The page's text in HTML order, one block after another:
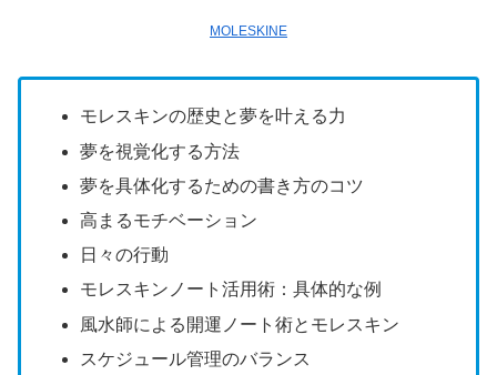
MOLESKINE
モレスキンの歴史と夢を叶える力
夢を視覚化する方法
夢を具体化するための書き方のコツ
高まるモチベーション
日々の行動
モレスキンノート活用術：具体的な例
風水師による開運ノート術とモレスキン
スケジュール管理のバランス